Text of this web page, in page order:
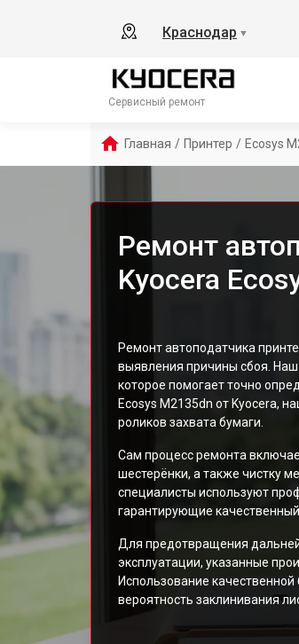
Краснодар ▼
Сервисный ремонт
Главная / Принтер / Ecosys
Ремонт
Kyocera
Ремонт автоподатчика
выявления причины сбоя.
которое помогает точно
Ecosys M2135dn от Kyocera,
роликов захвата бумаги.
Сам процесс ремонта
шестерёнки, а также чистку
специалисты используют
гарантирующие
Для предотвращения
эксплуатации, указанные
Использование
вероятность заклинивания